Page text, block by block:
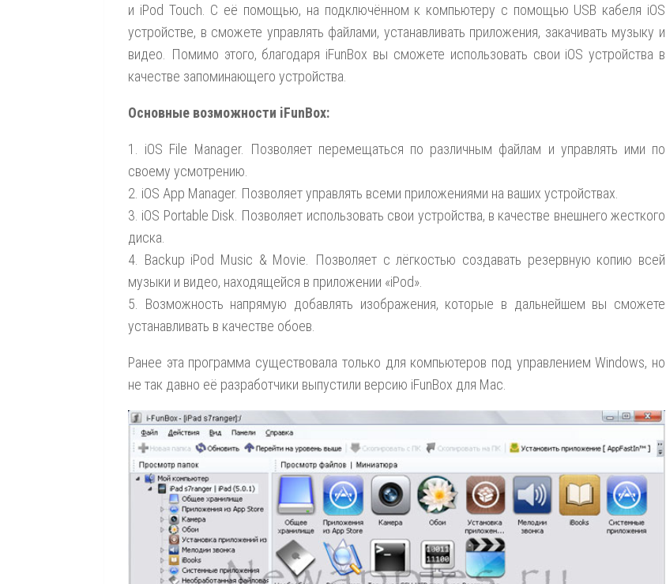
и iPod Touch. С её помощью, на подключённом к компьютеру с помощью USB кабеля iOS
устройстве, в сможете управлять файлами, устанавливать приложения, закачивать музыку и
видео. Помимо этого, благодаря iFunBox вы сможете использовать свои iOS устройства в
качестве запоминающего устройства.
Основные возможности iFunBox:
1. iOS File Manager. Позволяет перемещаться по различным файлам и управлять ими по
своему усмотрению.
2. iOS App Manager. Позволяет управлять всеми приложениями на ваших устройствах.
3. iOS Portable Disk. Позволяет использовать свои устройства, в качестве внешнего жесткого
диска.
4. Backup iPod Music & Movie. Позволяет с лёгкостью создавать резервную копию всей
музыки и видео, находящейся в приложении «iPod».
5. Возможность напрямую добавлять изображения, которые в дальнейшем вы сможете
устанавливать в качестве обоев.
Ранее эта программа существовала только для компьютеров под управлением Windows, но
не так давно её разработчики выпустили версию iFunBox для Mac.